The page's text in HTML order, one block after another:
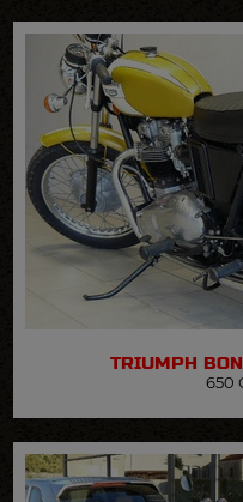
TRIUMPH
650
VOIR LA
VOIR LA